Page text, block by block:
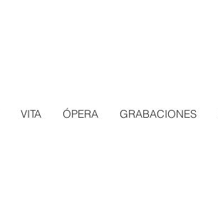
VITA ÓPERA GRABACIONES